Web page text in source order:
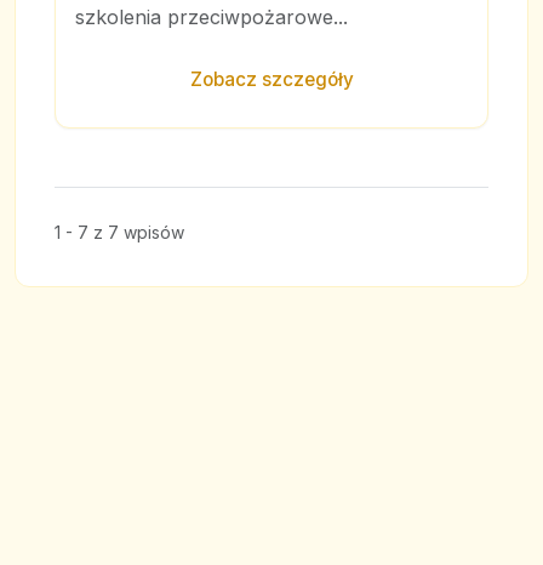
szkolenia przeciwpożarowe...
Zobacz szczegóły
1 - 7 z 7 wpisów